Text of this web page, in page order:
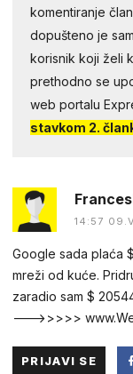
komentiranje
dopušteno je
korisnik koji želi
prethodno se
web portalu
stavkom 2.
14:57
Google sada plaća
mreži od kuće.
zaradio sam $
--->>>>>
PRIJAVI SE